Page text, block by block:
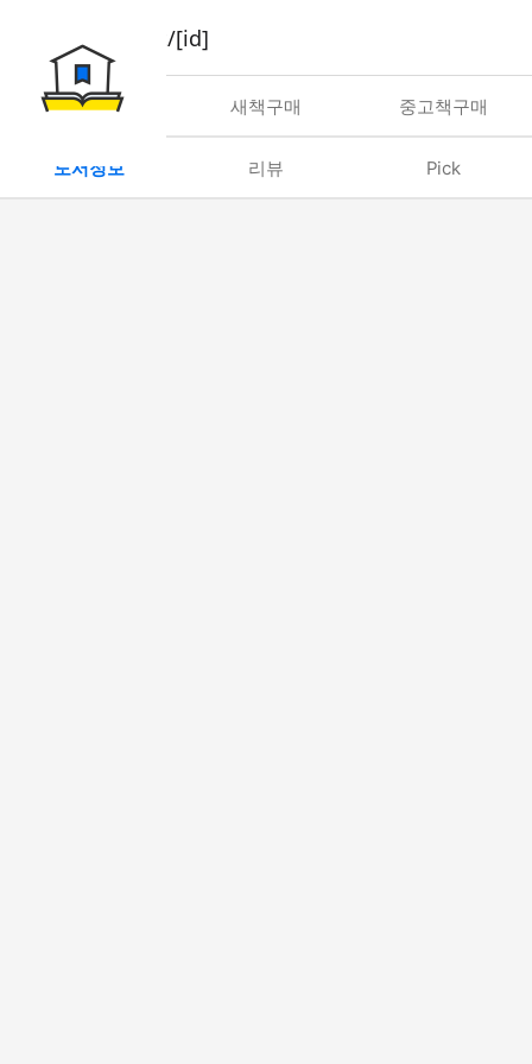
book/rent/[id]
대여 새책구매 중고책구매
도서정보 리뷰 Pick